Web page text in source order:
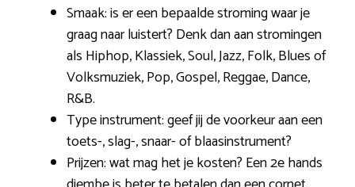
Smaak: is er een bepaalde stroming waar je
graag naar luistert? Denk dan aan stromingen
als Hiphop, Klassiek, Soul, Jazz, Folk, Blues of
Volksmuziek, Pop, Gospel, Reggae, Dance,
R&B.
Type instrument: geef jij de voorkeur aan een
toets-, slag-, snaar- of blaasinstrument?
Prijzen: wat mag het je kosten? Een 2e hands